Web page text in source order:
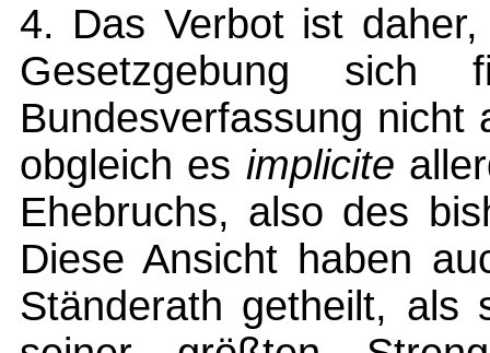
4. Das Verbot ist
Gesetzgebung
Bundesverfassung
obgleich es implicite
Ehebruchs, also des
Diese Ansicht haben
Ständerath getheilt, als